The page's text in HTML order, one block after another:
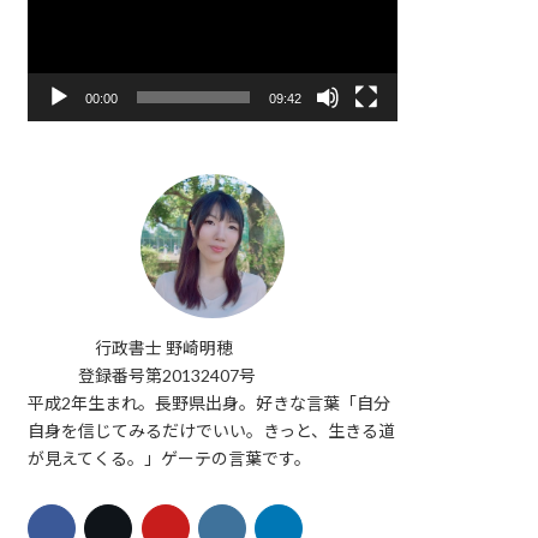
ヤ
00:00 09:42
行政書士 野崎明穂
登録番号第20132407号
平成2年生まれ。長野県出身。好きな言葉「自分
自身を信じてみるだけでいい。きっと、生きる道
が見えてくる。」ゲーテの言葉です。